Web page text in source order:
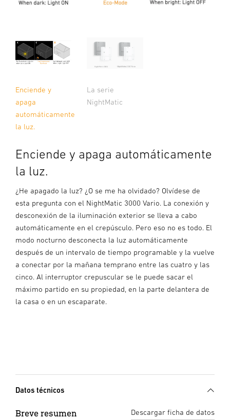
Enciende y
apaga
automáticamente
la luz.
La serie
NightMatic
Enciende y apaga automáticamente
la luz.
¿He apagado la luz? ¿O se me ha olvidado? Olvídese de
esta pregunta con el NightMatic 3000 Vario. La conexión y
desconexión de la iluminación exterior se lleva a cabo
automáticamente en el crepúsculo. Pero eso no es todo. El
modo nocturno desconecta la luz automáticamente
después de un intervalo de tiempo programable y la vuelve
a conectar por la mañana temprano entre las cuatro y las
cinco. Al interruptor crepuscular se le puede sacar el
máximo partido en su propiedad, en la parte delantera de
la casa o en un escaparate.
Datos técnicos
Breve resumen Descargar ficha de datos